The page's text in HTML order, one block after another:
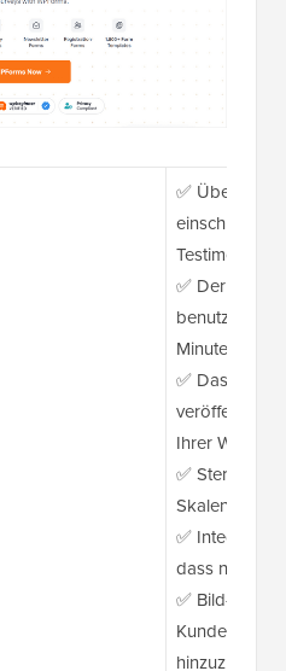
✅ Über
✅ Der KI-
Minuten
✅ Das Post
veröffentlicht
Ihrer Website
✅
Skalenfelder
✅
dass nur
✅ Bild-
Kunden,
hinzuzufügen